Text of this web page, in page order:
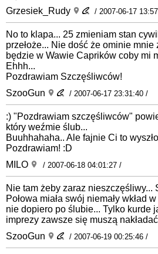
Grzesiek_Rudy
/ 2007-06-17
No to klapa... 25 zmieniam stan
przełoże... Nie dość że ominie
będzie w Wawie Caprików coby mi
Ehhh...
Pozdrawiam Szczęśliwców!
SzooGun
/ 2007-06-17 23:31:40 /
:) "Pozdrawiam szczęśliwców"
który weźmie ślub...
Buuhhahaha.. Ale fajnie Ci to
Pozdrawiam! :D
MILO
/ 2007-06-18 04:01:27 /
Nie tam żeby zaraz nieszczęśliwy...
Połowa miała swój niemały wkład
nie dopiero po ślubie... Tylko kurde
imprezy zawsze się muszą
SzooGun
/ 2007-06-19 00:25:46 /